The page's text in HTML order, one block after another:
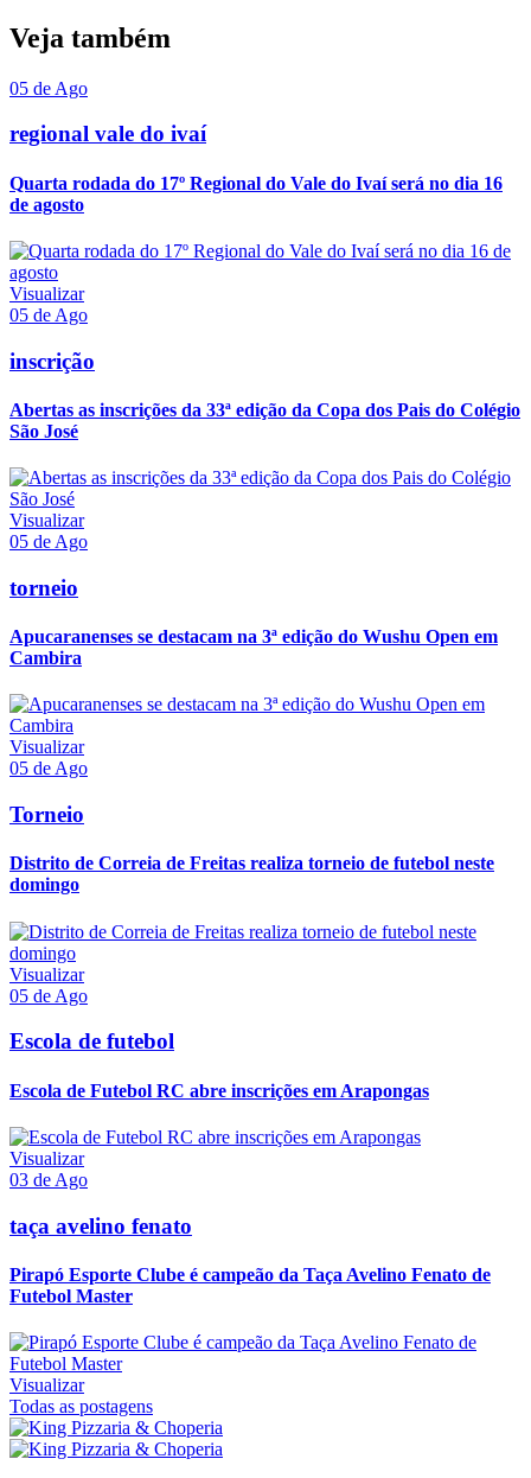
Veja também
05 de Ago
regional vale do ivaí
Quarta rodada do 17º Regional do Vale do Ivaí será no dia 16
de agosto
Visualizar
05 de Ago
inscrição
Abertas as inscrições da 33ª edição da Copa dos Pais do Colégio
São José
Visualizar
05 de Ago
torneio
Apucaranenses se destacam na 3ª edição do Wushu Open em
Cambira
Visualizar
05 de Ago
Torneio
Distrito de Correia de Freitas realiza torneio de futebol neste
domingo
Visualizar
05 de Ago
Escola de futebol
Escola de Futebol RC abre inscrições em Arapongas
Visualizar
03 de Ago
taça avelino fenato
Pirapó Esporte Clube é campeão da Taça Avelino Fenato de
Futebol Master
Visualizar
Todas as postagens